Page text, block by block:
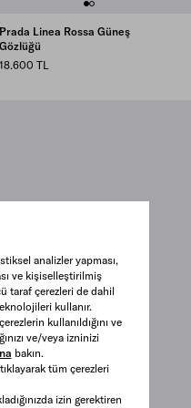
analizler yapması,
ve kişiselleştirilmiş
taraf çerezleri de dahil
kullanır.
kullanıldığını ve
ve/veya izninizi
bakın.
tüm çerezleri
izin gerektiren
Prada Linea Rossa Güneş
Gözlüğü
18.600 TL